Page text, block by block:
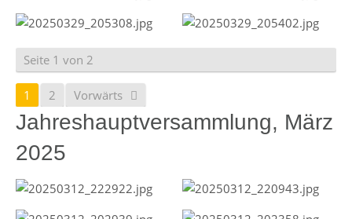
Seite 1 von 2
1 2 Vorwärts
Jahreshauptversammlung, März
2025